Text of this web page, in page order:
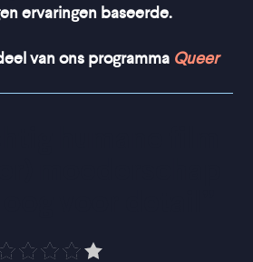
ervaringen baseerde.
van ons programma Queer